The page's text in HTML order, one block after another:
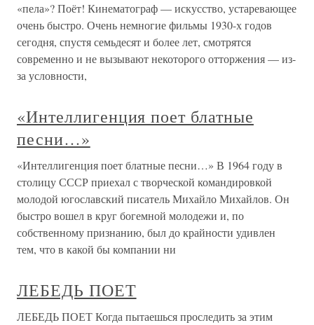
«пела»? Поёт! Кинематограф — искусство, устаревающее
очень быстро. Очень немногие фильмы 1930-х годов
сегодня, спустя семьдесят и более лет, смотрятся
современно и не вызывают некоторого отторжения — из-
за условности,
«Интеллигенция поет блатные
песни…»
«Интеллигенция поет блатные песни…» В 1964 году в
столицу СССР приехал с творческой командировкой
молодой югославский писатель Михайло Михайлов. Он
быстро вошел в круг богемной молодежи и, по
собственному признанию, был до крайности удивлен
тем, что в какой бы компании ни
ЛЕБЕДЬ ПОЕТ
ЛЕБЕДЬ ПОЕТ Когда пытаешься проследить за этим